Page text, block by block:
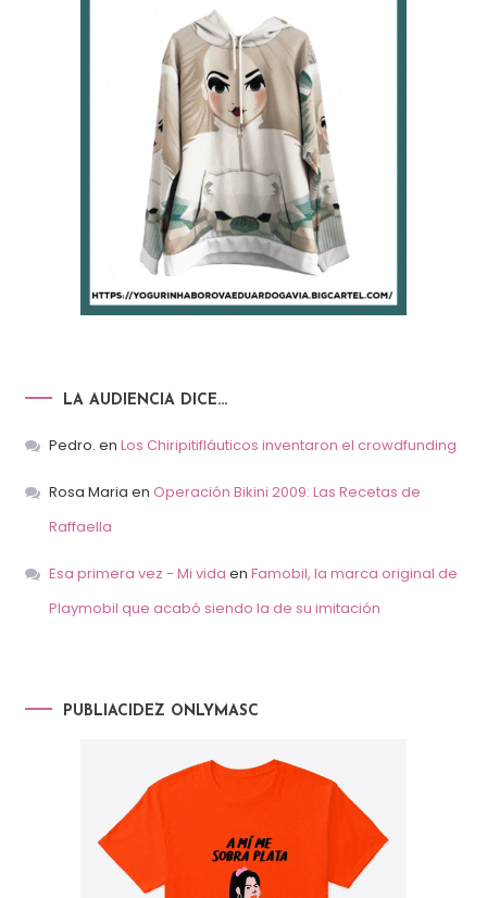
LA AUDIENCIA DICE…
Pedro. en Los Chiripitifláuticos inventaron el crowdfunding
Rosa Maria en Operación Bikini 2009: Las Recetas de
Raffaella
Esa primera vez - Mi vida en Famobil, la marca original de
Playmobil que acabó siendo la de su imitación
PUBLIACIDEZ ONLYMASC